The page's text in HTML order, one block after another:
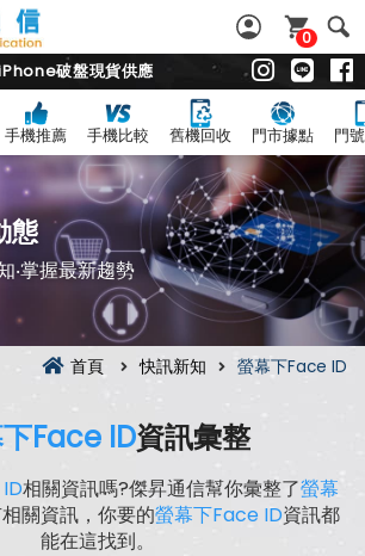
0
破盤現貨供應
手機推薦 手機比較 舊機回收 門市據點 門
態
‧掌握最新趨勢
首頁 快訊新知 螢幕下Face ID
Face ID資訊彙整
相關資訊嗎?傑昇通信幫你彙整了螢幕
關資訊，你要的螢幕下Face ID資訊都
能在這找到。